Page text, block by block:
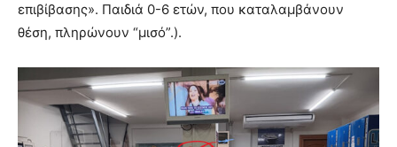
επιβίβασης». Παιδιά 0-6 ετών, που καταλαμβάνουν
θέση, πληρώνουν “μισό”.).